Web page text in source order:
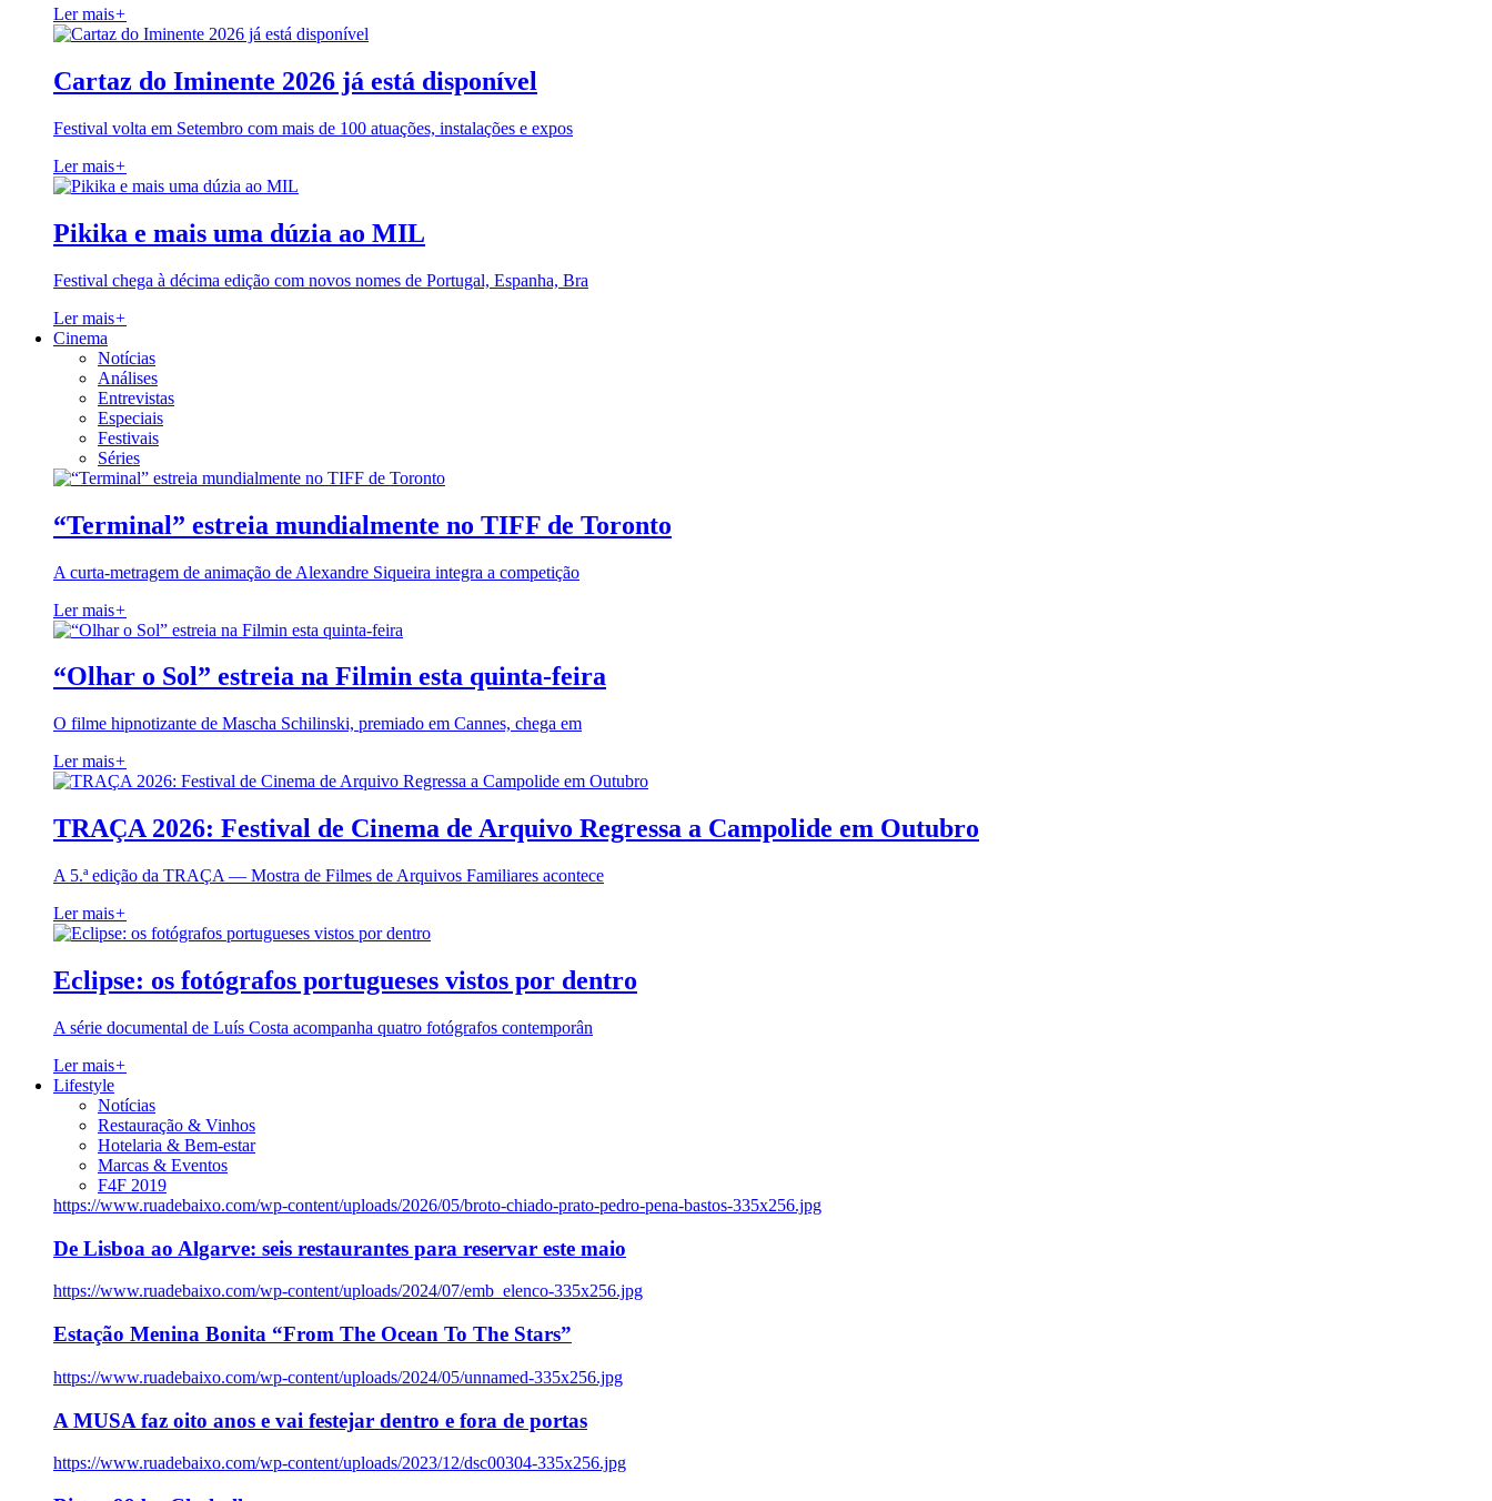
Ler mais+
Cartaz do Iminente 2026 já está disponível
Festival volta em Setembro com mais de 100 atuações, instalações e expos
Ler mais+
Pikika e mais uma dúzia ao MIL
Festival chega à décima edição com novos nomes de Portugal, Espanha, Bra
Ler mais+
Cinema
Notícias
Análises
Entrevistas
Especiais
Festivais
Séries
“Terminal” estreia mundialmente no TIFF de Toronto
A curta-metragem de animação de Alexandre Siqueira integra a competição
Ler mais+
“Olhar o Sol” estreia na Filmin esta quinta-feira
O filme hipnotizante de Mascha Schilinski, premiado em Cannes, chega em
Ler mais+
TRAÇA 2026: Festival de Cinema de Arquivo Regressa a Campolide em Outubro
A 5.ª edição da TRAÇA — Mostra de Filmes de Arquivos Familiares acontece
Ler mais+
Eclipse: os fotógrafos portugueses vistos por dentro
A série documental de Luís Costa acompanha quatro fotógrafos contemporân
Ler mais+
Lifestyle
Notícias
Restauração & Vinhos
Hotelaria & Bem-estar
Marcas & Eventos
F4F 2019
https://www.ruadebaixo.com/wp-content/uploads/2026/05/broto-chiado-prato-pedro-pena-bastos-335x256.jpg
De Lisboa ao Algarve: seis restaurantes para reservar este maio
https://www.ruadebaixo.com/wp-content/uploads/2024/07/emb_elenco-335x256.jpg
Estação Menina Bonita “From The Ocean To The Stars”
https://www.ruadebaixo.com/wp-content/uploads/2024/05/unnamed-335x256.jpg
A MUSA faz oito anos e vai festejar dentro e fora de portas
https://www.ruadebaixo.com/wp-content/uploads/2023/12/dsc00304-335x256.jpg